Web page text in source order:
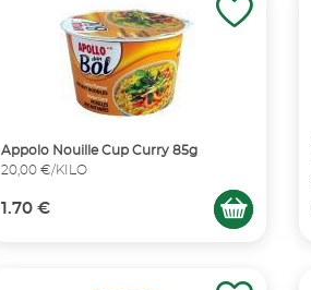
Appolo Nouille Cup Curry 85g
20,00 €/KILO
1.70 €